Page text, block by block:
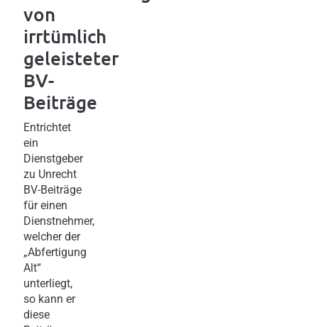
von
irrtümlich
geleisteter
BV-
Beiträge
Entrichtet
ein
Dienstgeber
zu Unrecht
BV-Beiträge
für einen
Dienstnehmer,
welcher der
„Abfertigung
Alt“
unterliegt,
so kann er
diese